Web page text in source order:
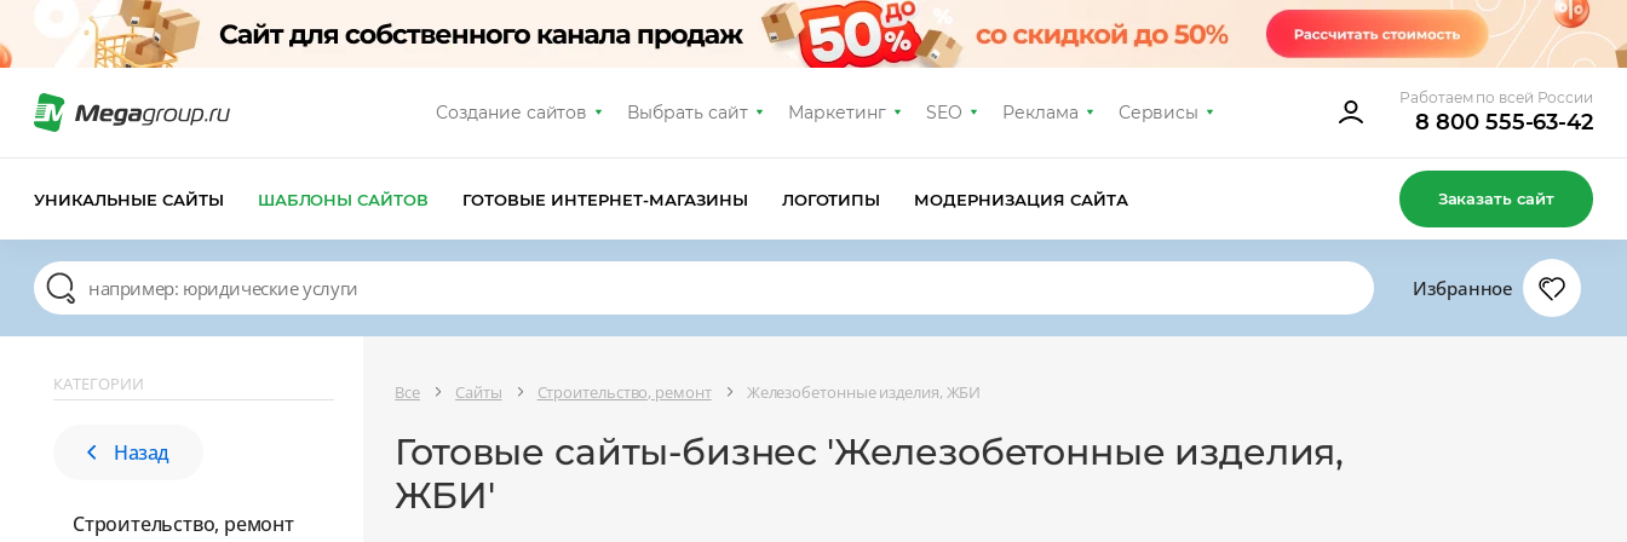
Создание сайтов Выбрать сайт Маркетинг SEO Реклама Сервисы
Работаем по всей России
8 800 555-63-42
УНИКАЛЬНЫЕ САЙТЫ ШАБЛОНЫ САЙТОВ ГОТОВЫЕ ИНТЕРНЕТ-МАГАЗИНЫ ЛОГОТИПЫ МОДЕРНИЗАЦИЯ САЙТА Заказать сайт
Избранное
КАТЕГОРИИ
Назад
Строительство, ремонт
Все Сайты Строительство, ремонт Железобетонные изделия, ЖБИ
Готовые сайты-бизнес 'Железобетонные изделия,
ЖБИ'